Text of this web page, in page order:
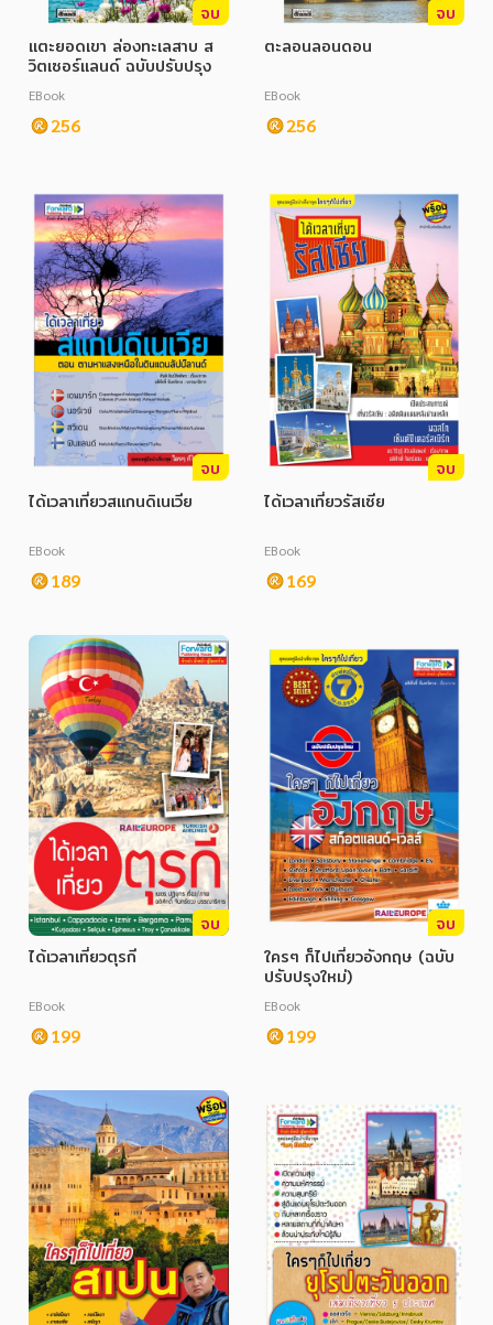
จบ
แตะยอดเขา ล่องทะเลสาบ ส
วิตเซอร์แลนด์ ฉบับปรับปรุง
EBook
256
จบ
ตะลอนลอนดอน
EBook
256
จบ
ได้เวลาเที่ยวสแกนดิเนเวีย
EBook
189
จบ
ได้เวลาเที่ยวรัสเซีย
EBook
169
จบ
ได้เวลาเที่ยวตุรกี
EBook
199
จบ
ใครๆ ก็ไปเที่ยวอังกฤษ (ฉบับ
ปรับปรุงใหม่)
EBook
199